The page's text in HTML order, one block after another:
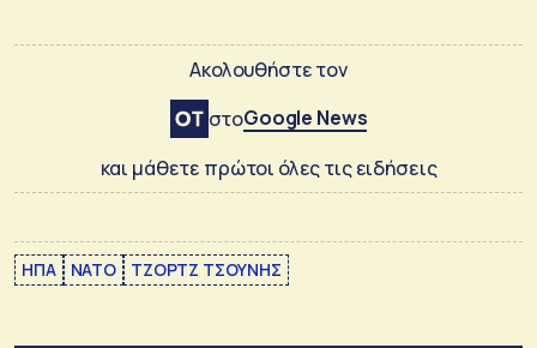
Ακολουθήστε τον
στοGoogle News
και μάθετε πρώτοι όλες τις ειδήσεις
ΗΠΑ ΝΑΤΟ ΤΖΟΡΤΖ ΤΣΟΥΝΗΣ